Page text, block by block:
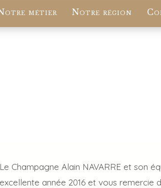
métier Notre région
Le Champagne Alain NAVARRE et son
excellente année 2016 et vous remercie